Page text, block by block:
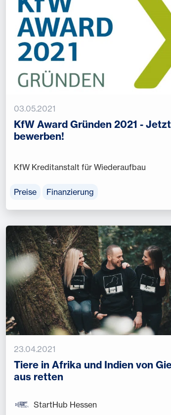
03.05.2021
KfW Award Gründen 2021 - Jetzt
bewerben!
KfW Kreditanstalt für Wiederaufbau
Preise Finanzierung
23.04.2021
Tiere in Afrika und Indien von
aus retten
StartHub Hessen